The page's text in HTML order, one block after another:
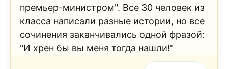
премьер-министром". Все 30 человек из
класса написали разные истории, но все
сочинения заканчивались одной фразой:
"И хрен бы вы меня тогда нашли!"